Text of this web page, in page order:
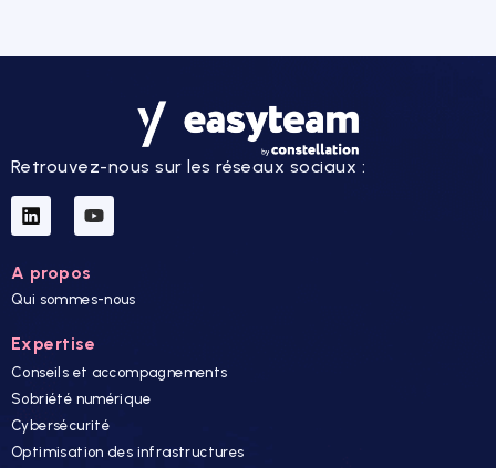
Retrouvez-nous sur les réseaux sociaux :
A propos
Qui sommes-nous
Expertise
Conseils et accompagnements
Sobriété numérique
Cybersécurité
Optimisation des infrastructures